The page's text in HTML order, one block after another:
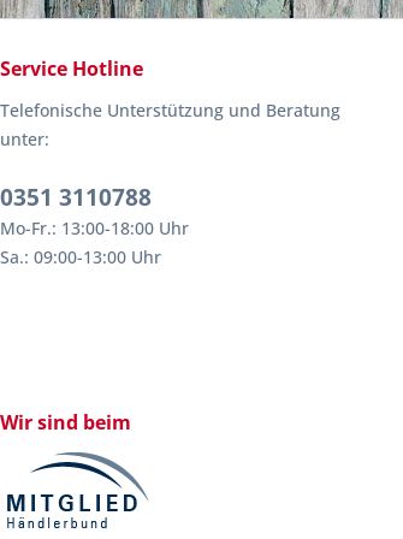
Service Hotline
Telefonische Unterstützung und Beratung
unter:
0351 3110788
Mo-Fr.: 13:00-18:00 Uhr
Sa.: 09:00-13:00 Uhr
Wir sind beim